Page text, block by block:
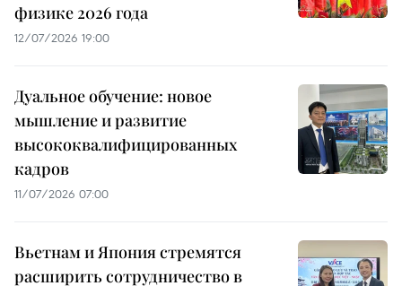
физике 2026 года
12/07/2026 19:00
Дуальное обучение: новое
мышление и развитие
высококвалифицированных
кадров
11/07/2026 07:00
Вьетнам и Япония стремятся
расширить сотрудничество в